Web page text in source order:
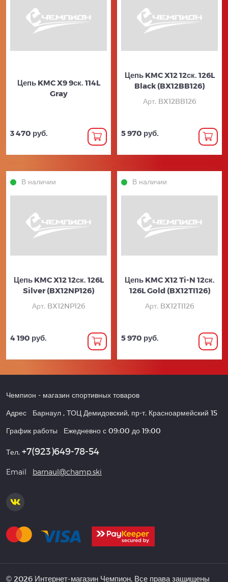
Цепь KMC X9 9ск. 114L
Gray
3 470 руб.
Цепь KMC X12 12ск. 126L
Black (BX12BB126)
Арт. BX12BB126
5 970 руб.
В наличии
Цепь KMC X12 12ск. 126L
Silver (BX12NP126)
Арт. BX12NP126
4 190 руб.
В наличии
Цепь KMC X12 Ti-N 12ск.
126L Gold (BX12TI126)
Арт. BX12TI126
5 970 руб.
Чемпион - магазин спортивных товаров
Адрес Барнаул , ТОЦ Демидовский, пр-т. Красноармейский 15
График работы Ежедневно с 09:00 до 19:00
Тел. +7(923)649-78-54
Email barnaul@champ.ski
© 2026 Интернет-магазин Чемпион. Все права защищены